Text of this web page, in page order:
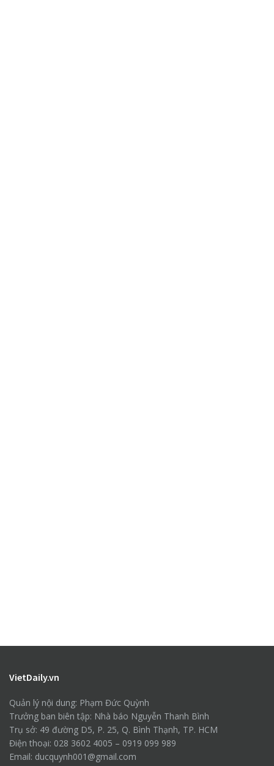
VietDaily.vn
Quản lý nội dung: Phạm Đức Quỳnh
Trưởng ban biên tập: Nhà báo Nguyễn Thanh Bình
Trụ sở: 49 đường D5, P. 25, Q. Bình Thạnh, TP. HCM
Điện thoại: 028 3602 4005 – 0919 099 989
Email: ducquynh001@gmail.com